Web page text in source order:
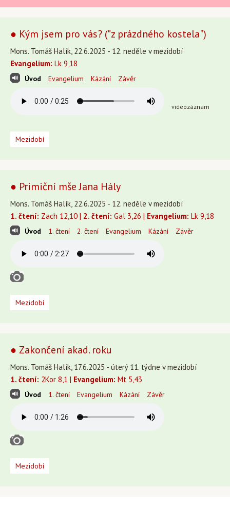
● Kým jsem pro vás? ("z prázdného kostela")
Mons. Tomáš Halík, 22.6.2025 - 12. neděle v mezidobí
Evangelium: Lk 9,18
Úvod Evangelium Kázání Závěr
videozáznam
Mezidobí
● Primiční mše Jana Hály
Mons. Tomáš Halík, 22.6.2025 - 12. neděle v mezidobí
1. čtení: Zach 12,10 | 2. čtení: Gal 3,26 | Evangelium: Lk 9,18
Úvod 1. čtení 2. čtení Evangelium Kázání Závěr
Mezidobí
● Zakončení akad. roku
Mons. Tomáš Halík, 17.6.2025 - úterý 11. týdne v mezidobí
1. čtení: 2Kor 8,1 | Evangelium: Mt 5,43
Úvod 1. čtení Evangelium Kázání Závěr
Mezidobí